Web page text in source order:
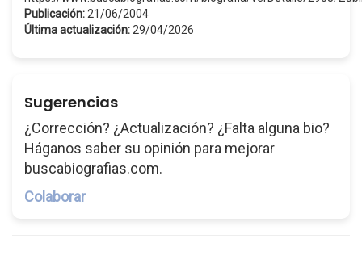
Publicación: 21/06/2004
Última actualización: 29/04/2026
Sugerencias
¿Corrección? ¿Actualización? ¿Falta alguna bio?
Háganos saber su opinión para mejorar
buscabiografias.com.
Colaborar